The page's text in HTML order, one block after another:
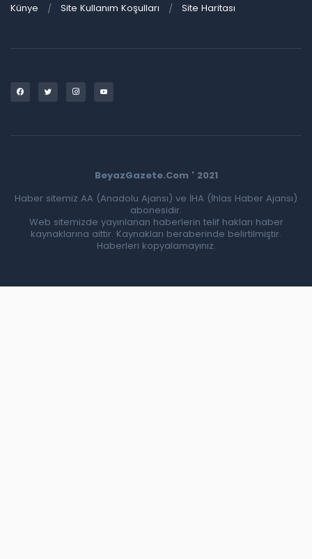
Künye Site Kullanım Koşulları Site Haritası
BeyazGazete.Com ' 2021
Haber sitemiz AA (Anadolu Ajansı) ve İHA (İhlas Haber Ajansı)
abonesidir.
Web sitemizde yayınlanan haberlerin telif hakları haber
kaynaklarına aittir. Kaynakları beraberinde belirtilmiştir.
Haberleri kopyalamayınız.